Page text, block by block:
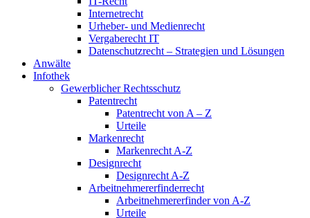
Internetrecht
Urheber- und Medienrecht
Vergaberecht IT
Datenschutzrecht – Strategien und Lösungen
Anwälte
Infothek
Gewerblicher Rechtsschutz
Patentrecht
Patentrecht von A – Z
Urteile
Markenrecht
Markenrecht A-Z
Designrecht
Designrecht A-Z
Arbeitnehmererfinderrecht
Arbeitnehmererfinder von A-Z
Urteile